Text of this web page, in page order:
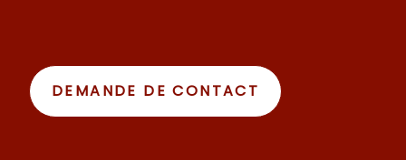
DEMANDE DE CONTACT